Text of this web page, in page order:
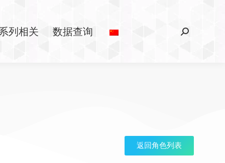
列相关 数据查询
返回角色列表